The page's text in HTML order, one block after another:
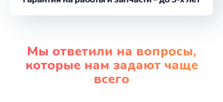
от 1100 руб.
от 3900 руб.
Заказать
Мы ответили на вопросы,
которые нам задают чаще
всего